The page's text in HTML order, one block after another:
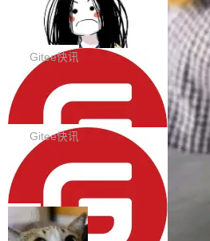
代码评审及自动化运维的全面落地夯实
化”的基座。 新版本将为用户带来更好
验和更高的工作效率，感谢大家一直以
和反馈，我们将继续努力提供更优秀的
务！ 新增功能点 DevOps： 采用自研
平台，支持一站式安装，提供从代码提
的...
器。HTTP 引擎是一个独立插件。你选
者选两个，不同环境之间切换，一行应
不用改。 下面快速过一下 10 种 HTTP
选项，各自适合什么场景，以及怎么切
依赖替换 在 Solon 里换 HTTP 服务器
m.xml 里一个依赖，别的什么都不用
factId>solon-web</artifac...
BootstrapBlazor v10.9.0 已经发
ootstrap 样式的 Blazor UI 组件库
BootstrapBlazor v10.9.0 已经发布，
样式的 Blazor UI 组件库 此版本更新
Release 2026-07-31 V10.9.0 Fixes
lter): 增加暗黑主题支持 by
ps://github.com/dotnetcore/
ull/8239 fix(Camera): 增加 exact 显
id by @kkxkx in https://github.com/
e/BootstrapBlazor/pull/825...
Gitee快讯
SolonCode v2026.8.2 已经发布，
智能体
SolonCode v2026.8.2 已经发布，终
此版本更新内容包括： 优化
式（参考 run-headless-mode.md） 添
code web 国际化多语言支持 添加
eb 消息列表消息导航支持 修复
文件详情初次显示时语法高亮失效的问
oloncode web 审查详情文件名中文乱
Gitee快讯
OpenAI 宣布 GPT-5.6 Luna 价格下
80%
OpenAI 宣布 GPT-5.6 Luna 价格下降
入从每百万 token 1 美元砍到 0.2 美
6 美元砍到 1.2 美元。GPT-5.6 Terra
局